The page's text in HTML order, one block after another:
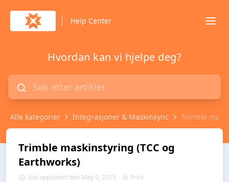
Help Center
Hvordan kan vi hjelpe deg?
Alle kategorier Integrasjoner & Maskinsync Trimble
Trimble maskinstyring (TCC og
Earthworks)
Sist oppdatert den May 9, 2025 Print